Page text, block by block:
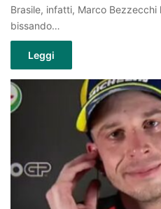
Brasile, infatti, Marco
bissando…
Leggi